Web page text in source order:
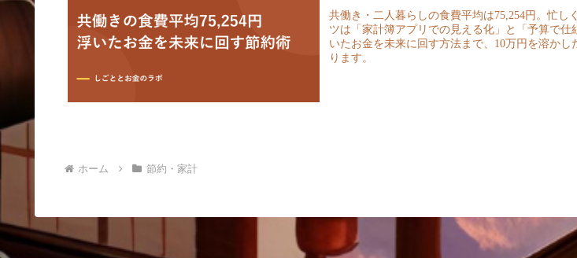
共働き・二人暮らしの食費平均は75,254円。忙し
ツは「家計簿アプリでの見える化」と「予算で仕
いたお金を未来に回す方法まで、10万円を溶かし
ります。
ホーム 節約・家計